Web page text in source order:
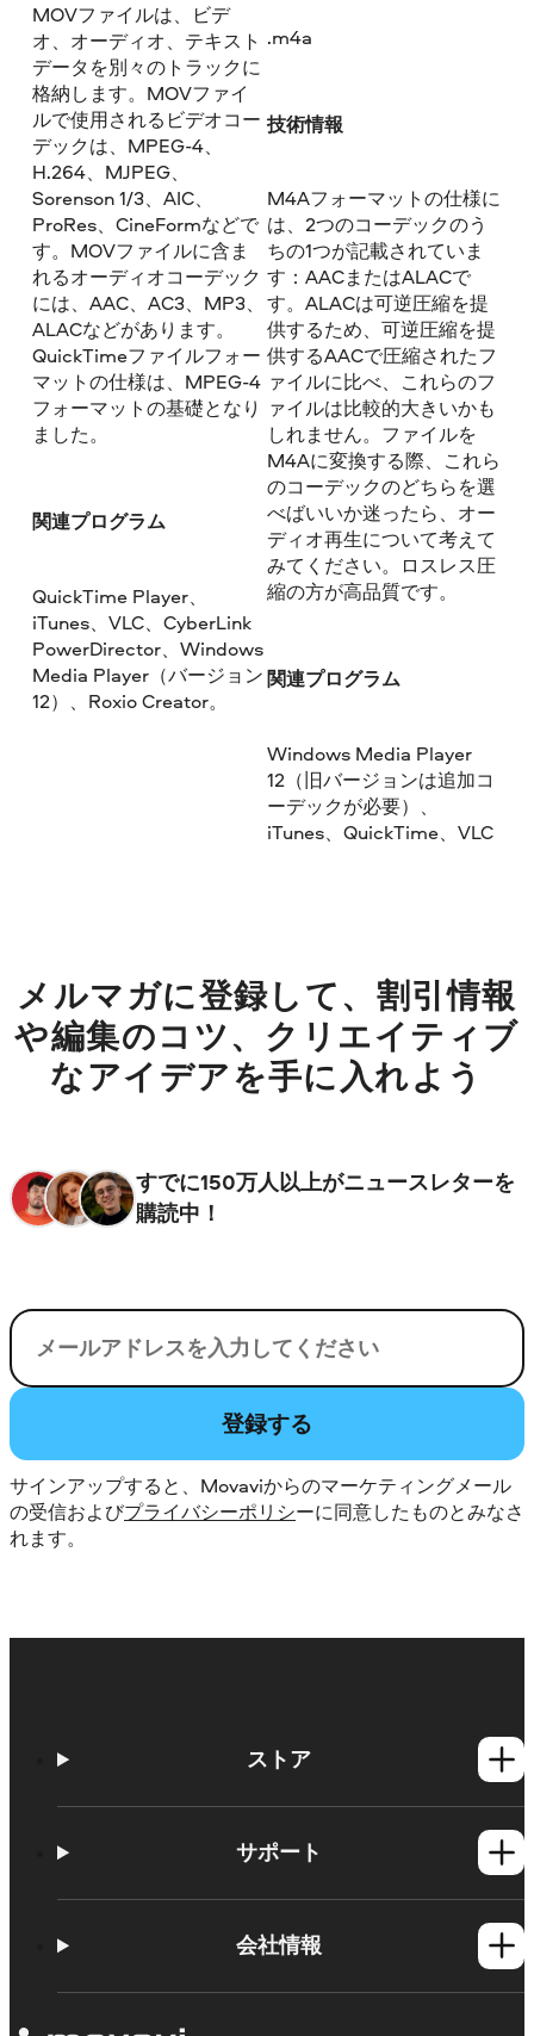
MOVファイルは、ビデ
オ、オーディオ、テキスト
データを別々のトラックに
格納します。MOVファイ
ルで使用されるビデオコー
デックは、MPEG-4、
H.264、MJPEG、
Sorenson 1/3、AIC、
ProRes、CineFormなどで
す。MOVファイルに含ま
れるオーディオコーデック
には、AAC、AC3、MP3、
ALACなどがあります。
QuickTimeファイルフォー
マットの仕様は、MPEG-4
フォーマットの基礎となり
ました。
関連プログラム
QuickTime Player、
iTunes、VLC、CyberLink
PowerDirector、Windows
Media Player（バージョン
12）、Roxio Creator。
.m4a
技術情報
M4Aフォーマットの仕様に
は、2つのコーデックのう
ちの1つが記載されていま
す：AACまたはALACで
す。ALACは可逆圧縮を提
供するため、可逆圧縮を提
供するAACで圧縮されたフ
ァイルに比べ、これらのフ
ァイルは比較的大きいかも
しれません。ファイルを
M4Aに変換する際、これら
のコーデックのどちらを選
べばいいか迷ったら、オー
ディオ再生について考えて
みてください。ロスレス圧
縮の方が高品質です。
関連プログラム
Windows Media Player
12（旧バージョンは追加コ
ーデックが必要）、
iTunes、QuickTime、VLC
メルマガに登録して、割引情報
や編集のコツ、クリエイティブ
なアイデアを手に入れよう
すでに150万人以上がニュースレターを
購読中！
電子メール
登録する
サインアップすると、Movaviからのマーケティングメール
の受信およびプライバシーポリシーに同意したものとみなさ
れます。
ストア
Mac製品
サポート
使い方
会社情報